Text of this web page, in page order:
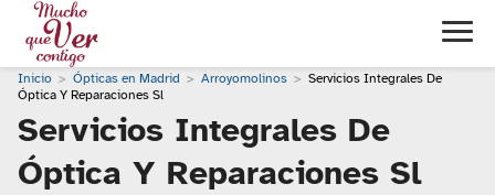
Inicio Ópticas en Madrid Arroyomolinos
Servicios Integrales De
Óptica Y Reparaciones Sl
Servicios Integrales De
Óptica Y Reparaciones Sl